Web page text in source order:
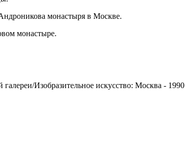
монастыря в Москве.
монастыре.
Изобразительное искусство: Москва - 1990